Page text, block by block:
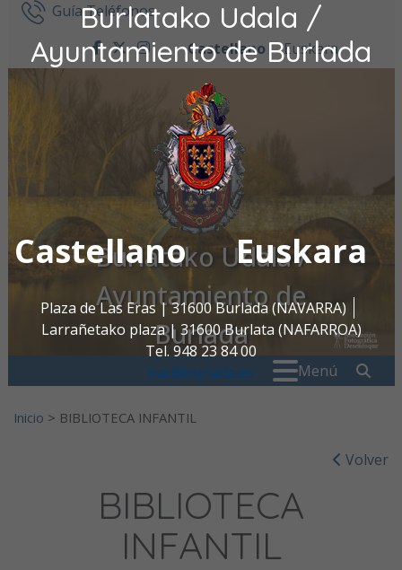
Burlatako Udala /
Ayuntamiento de Burlada
Castellano Euskara
Plaza de Las Eras | 31600 Burlada (NAVARRA)
Larrañetako plaza | 31600 Burlata (NAFARROA)
Tel. 948 23 84 00
oac@burlada.es
Ir al contenidoGuía Teléfonos
facebook
twitter
instagram
Castellano Euskara
Burlatako Udala /
Ayuntamiento de
Burlada
Menú
Inicio > BIBLIOTECA INFANTIL
Volver
BIBLIOTECA
INFANTIL